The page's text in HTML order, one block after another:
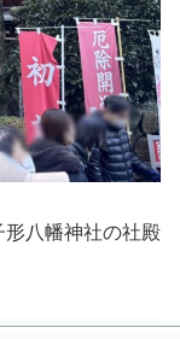
形八幡神社の社殿